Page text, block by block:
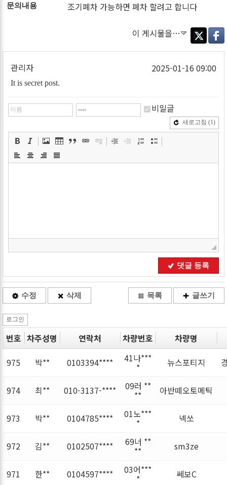
문의내용 조기폐차 가능하면 폐차 할려고 합니다
이 게시물을…
Twitter
관리자 2025-01-16 09:00
It is secret post.
비밀글
새로고침 (1)
댓글 등록
수정 삭제 목록 글쓰기
로그인
번호 차주성명 연락처 차량번호
차량명
975
박** 0103394**** 41나***
* 뉴스포티지
974 최** 010-3137-**** 09러 **
** 아반떼오토메틱
973 박** 0104785**** 01노***
* 넥쏘
972 김** 0102507**** 69너 **
** sm3ze
971 한** 0104597**** 03어***
* 쎄보C